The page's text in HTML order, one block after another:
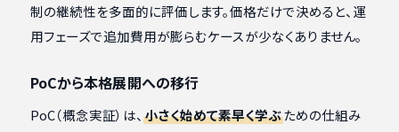
制の継続性を多面的に評価します。価格だけで決めると、運
用フェーズで追加費用が膨らむケースが少なくありません。
PoCから本格展開への移行
PoC（概念実証）は、 小さく始めて素早く学ぶための仕組み